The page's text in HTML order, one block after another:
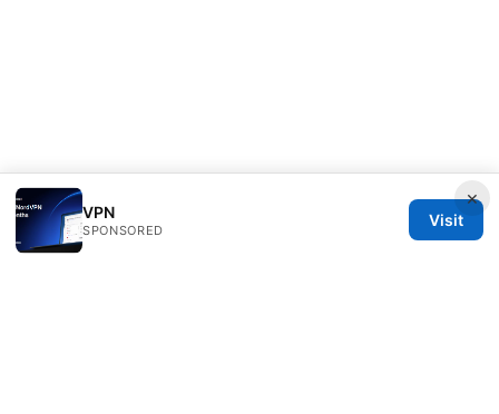
×
VPN
SPONSORED
Visit